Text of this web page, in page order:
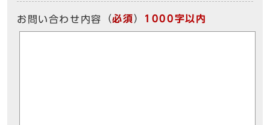
お問い合わせ内容 （必須） 1000字以内